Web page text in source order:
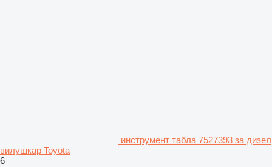
инструмент табла 7527393 за дизел
вилушкар Toyota
6